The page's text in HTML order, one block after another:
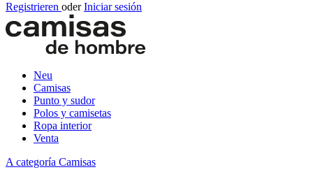
Registrieren oder Iniciar sesión
Neu
Camisas
Punto y sudor
Polos y camisetas
Ropa interior
Venta
A categoría Camisas